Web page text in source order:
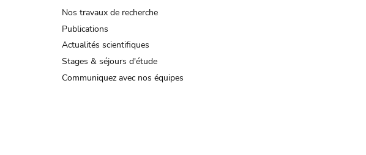
Nos travaux de recherche
Publications
Actualités scientifiques
Stages & séjours d'étude
Communiquez avec nos équipes